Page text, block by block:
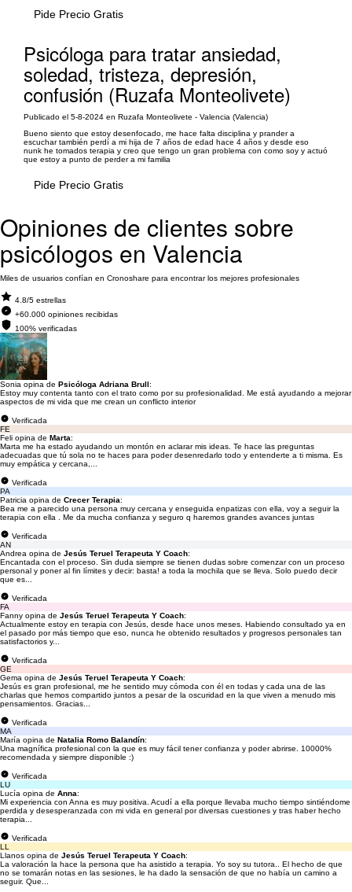
Pide Precio Gratis
Psicóloga para tratar ansiedad,
soledad, tristeza, depresión,
confusión (Ruzafa Monteolivete)
Publicado el 5-8-2024 en Ruzafa Monteolivete - Valencia (Valencia)
Bueno siento que estoy desenfocado, me hace falta disciplina y prander a
escuchar también perdí a mi hija de 7 años de edad hace 4 años y desde eso
nunk he tomados terapia y creo que tengo un gran problema con como soy y actuó
que estoy a punto de perder a mi familia
Pide Precio Gratis
Opiniones de clientes sobre
psicólogos en Valencia
Miles de usuarios confían en Cronoshare para encontrar los mejores profesionales
4.8/5 estrellas
+60.000 opiniones recibidas
100% verificadas
Sonia opina de Psicóloga Adriana Brull:
Estoy muy contenta tanto con el trato como por su profesionalidad. Me está ayudando a mejorar
aspectos de mi vida que me crean un conflicto interior
Verificada
FE
Feli opina de Marta:
Marta me ha estado ayudando un montón en aclarar mis ideas. Te hace las preguntas
adecuadas que tú sola no te haces para poder desenredarlo todo y entenderte a ti misma. Es
muy empática y cercana,...
Verificada
PA
Patricia opina de Crecer Terapia:
Bea me a parecido una persona muy cercana y enseguida enpatizas con ella, voy a seguir la
terapia con ella . Me da mucha confianza y seguro q haremos grandes avances juntas
Verificada
AN
Andrea opina de Jesús Teruel Terapeuta Y Coach:
Encantada con el proceso. Sin duda siempre se tienen dudas sobre comenzar con un proceso
personal y poner al fin límites y decir: basta! a toda la mochila que se lleva. Solo puedo decir
que es...
Verificada
FA
Fanny opina de Jesús Teruel Terapeuta Y Coach:
Actualmente estoy en terapia con Jesús, desde hace unos meses. Habiendo consultado ya en
el pasado por más tiempo que eso, nunca he obtenido resultados y progresos personales tan
satisfactorios y...
Verificada
GE
Gema opina de Jesús Teruel Terapeuta Y Coach:
Jesús es gran profesional, me he sentido muy cómoda con él en todas y cada una de las
charlas que hemos compartido juntos a pesar de la oscuridad en la que viven a menudo mis
pensamientos. Gracias...
Verificada
MA
María opina de Natalia Romo Balandín:
Una magnífica profesional con la que es muy fácil tener confianza y poder abrirse. 10000%
recomendada y siempre disponible :)
Verificada
LU
Lucía opina de Anna:
Mi experiencia con Anna es muy positiva. Acudí a ella porque llevaba mucho tiempo sintiéndome
perdida y desesperanzada con mi vida en general por diversas cuestiones y tras haber hecho
terapia...
Verificada
LL
Llanos opina de Jesús Teruel Terapeuta Y Coach:
La valoración la hace la persona que ha asistido a terapia. Yo soy su tutora.. El hecho de que
no se tomarán notas en las sesiones, le ha dado la sensación de que no había un camino a
seguir. Que...